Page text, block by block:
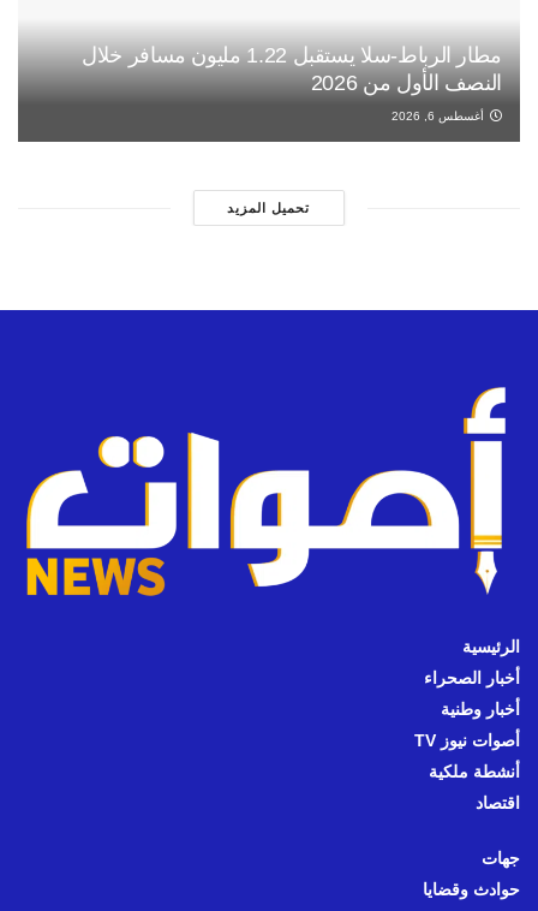
مطار الرباط-سلا يستقبل 1.22 مليون مسافر خلال
النصف الأول من 2026
أغسطس 6, 2026
تحميل المزيد
الرئيسية
أخبار الصحراء
أخبار وطنية
أصوات نيوز TV
أنشطة ملكية
اقتصاد
جهات
حوادث وقضايا